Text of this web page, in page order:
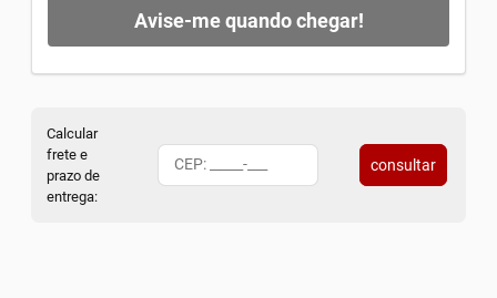
Avise-me quando chegar!
Calcular
frete e
prazo de
entrega:
consultar